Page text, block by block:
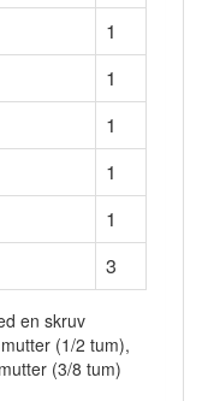
1
1
1
1
1
3
en skruv
(1/2 tum),
(3/8 tum)